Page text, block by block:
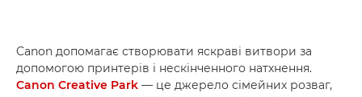
Canon допомагає створювати яскраві витвори за
допомогою принтерів і нескінченного натхнення.
Canon Creative Park — це джерело сімейних розваг,